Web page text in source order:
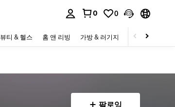
0 0
뷰티 & 헬스 홈 앤 리빙 가방 & 러기지 스포츠 & 아웃
팔로잉